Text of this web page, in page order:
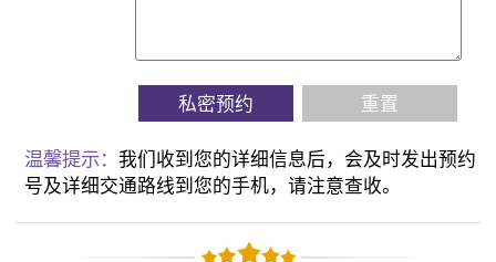
私密预约 重置
温馨提示：我们收到您的详细信息后，会及时发出预约
号及详细交通路线到您的手机，请注意查收。